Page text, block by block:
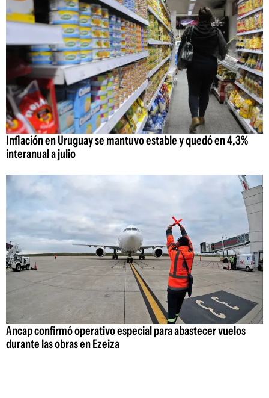
Inflación en Uruguay se mantuvo estable y quedó en 4,3%
interanual a julio
Ancap confirmó operativo especial para abastecer vuelos
durante las obras en Ezeiza